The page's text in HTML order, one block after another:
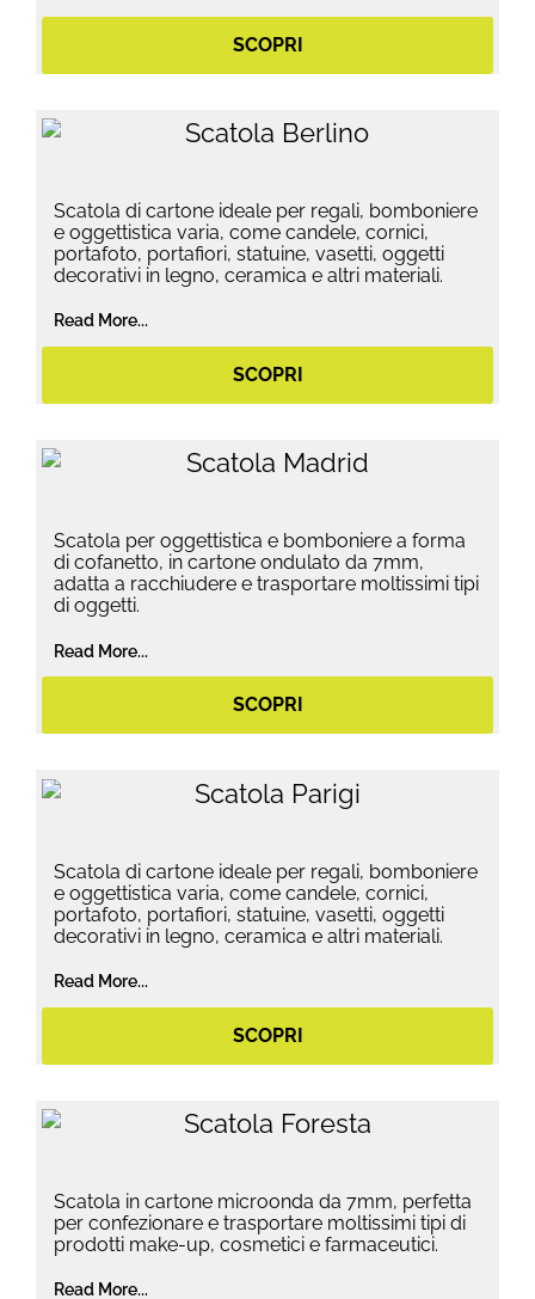
SCOPRI
Scatola di cartone ideale per regali, bomboniere
e oggettistica varia, come candele, cornici,
portafoto, portafiori, statuine, vasetti, oggetti
decorativi in legno, ceramica e altri materiali.
Read More...
SCOPRI
Scatola per oggettistica e bomboniere a forma
di cofanetto, in cartone ondulato da 7mm,
adatta a racchiudere e trasportare moltissimi tipi
di oggetti.
Read More...
SCOPRI
Scatola di cartone ideale per regali, bomboniere
e oggettistica varia, come candele, cornici,
portafoto, portafiori, statuine, vasetti, oggetti
decorativi in legno, ceramica e altri materiali.
Read More...
SCOPRI
Scatola in cartone microonda da 7mm, perfetta
per confezionare e trasportare moltissimi tipi di
prodotti make-up, cosmetici e farmaceutici.
Read More...